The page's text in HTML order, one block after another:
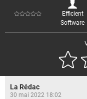
Efficient
Software
La Rédac
30 mai 2022 18:02